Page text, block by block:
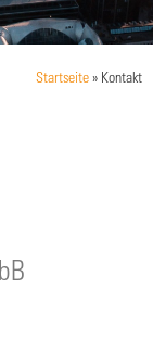
Startseite» Kontakt